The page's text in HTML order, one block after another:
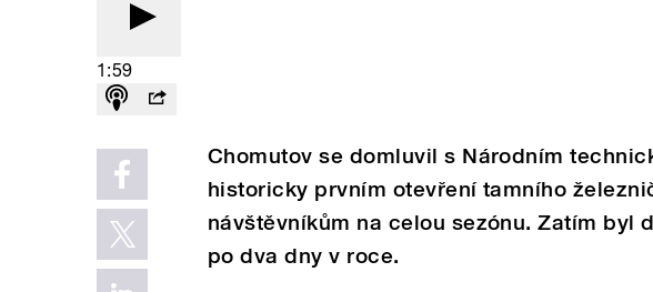
1:59
Chomutov se domluvil s Národním
historicky prvním otevření tamního
návštěvníkům na celou sezónu. Zatím byl
po dva dny v roce.